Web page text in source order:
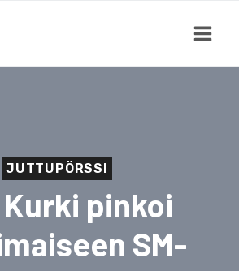
JUTTUPÖRSSI
pinkoi
SM-